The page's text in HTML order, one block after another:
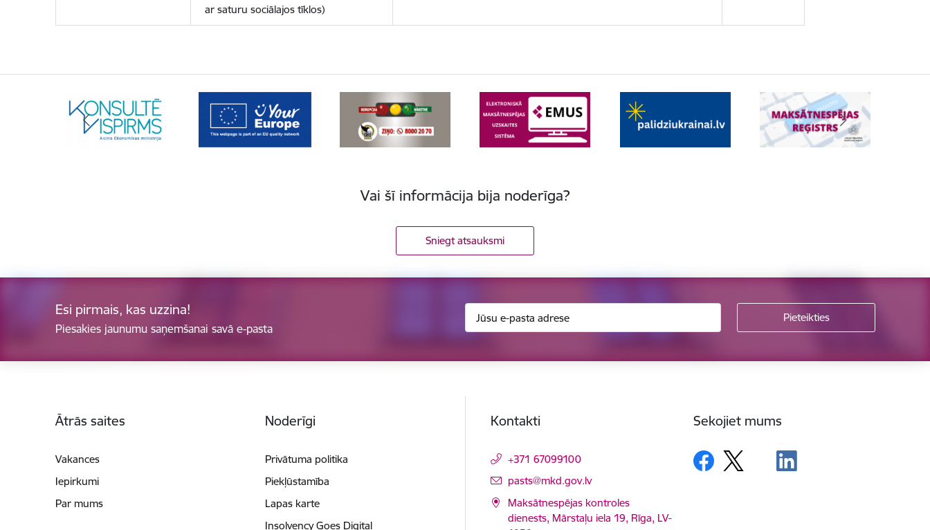
ar saturu sociālajos tīklos)
Vai šī informācija bija noderīga?
Sniegt atsauksmi
Esi pirmais, kas uzzina!
Piesakies jaunumu saņemšanai savā e-pasta
Ātrās saites
Vakances
Iepirkumi
Par mums
Noderīgi
Privātuma politika
Piekļūstamība
Lapas karte
Insolvency Goes Digital
Kontakti
+371 67099100
E-pasts:
pasts@mkd.gov.lv
Maksātnespējas kontroles
dienests, Mārstaļu iela 19, Rīga, LV-
Sekojiet mums